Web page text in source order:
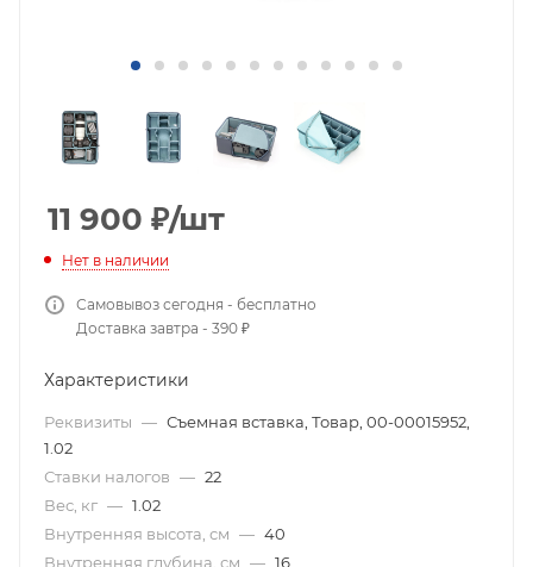
11 900 ₽/шт
Нет в наличии
Самовывоз сегодня - бесплатно
Доставка завтра - 390 ₽
Характеристики
Реквизиты — Съемная вставка, Товар, 00-00015952,
1.02
Ставки налогов — 22
Вес, кг — 1.02
Внутренняя высота, см — 40
Внутренняя глубина, см — 16